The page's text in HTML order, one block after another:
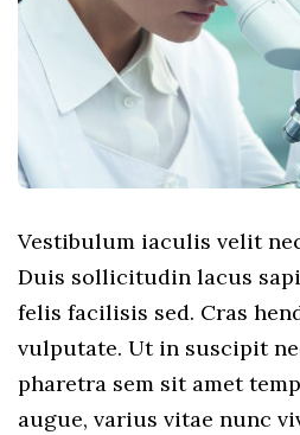
Vestibulum iaculis velit
Duis sollicitudin lacus
felis facilisis sed. Cras
vulputate. Ut in suscipit
pharetra sem sit amet
augue, varius vitae nunc